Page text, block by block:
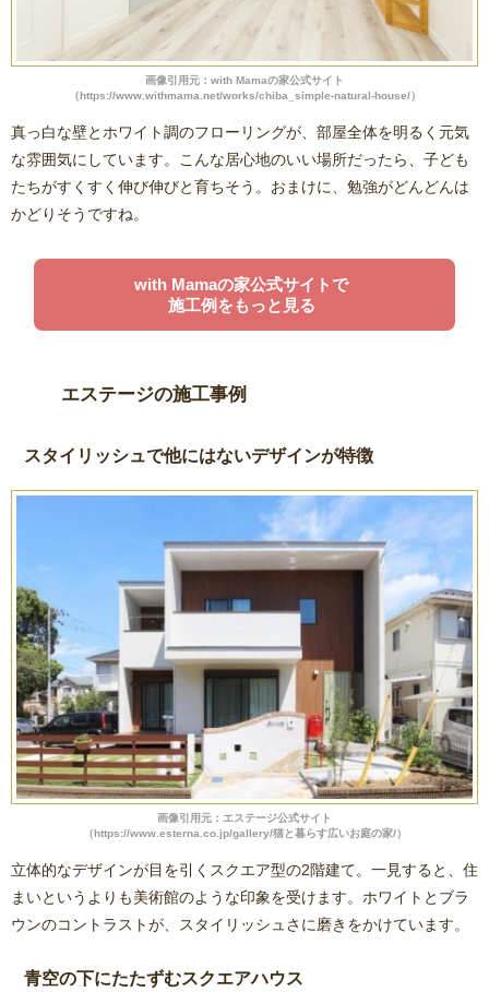
画像引用元：with Mamaの家公式サイト
（https://www.withmama.net/works/chiba_simple-natural-house/）
真っ白な壁とホワイト調のフローリングが、部屋全体を明るく元気
な雰囲気にしています。こんな居心地のいい場所だったら、子ども
たちがすくすく伸び伸びと育ちそう。おまけに、勉強がどんどんは
かどりそうですね。
with Mamaの家公式サイトで
施工例をもっと見る
エステージの施工事例
スタイリッシュで他にはないデザインが特徴
画像引用元：エステージ公式サイト
（https://www.esterna.co.jp/gallery/猫と暮らす広いお庭の家/）
立体的なデザインが目を引くスクエア型の2階建て。一見すると、住
まいというよりも美術館のような印象を受けます。ホワイトとブラ
ウンのコントラストが、スタイリッシュさに磨きをかけています。
青空の下にたたずむスクエアハウス